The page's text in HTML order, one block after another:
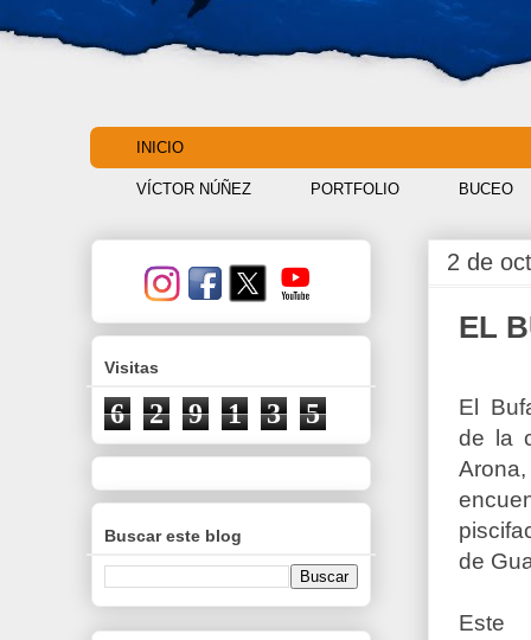
INICIO
VÍCTOR NÚÑEZ PORTFOLIO BUCEO
2 de
EL
El
de la
de
Este
Visitas
6 2 9 1 3 5
Buscar este blog